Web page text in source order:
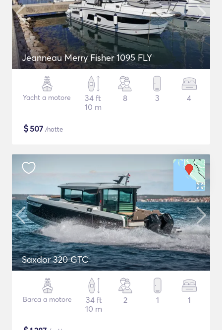
Jeanneau Merry Fisher 1095 FLY
Yacht a motore
34 ft
10 m
8 3 4
$507 /notte
Saxdor 320 GTC
Barca a motore
34 ft
10 m
2 1 1